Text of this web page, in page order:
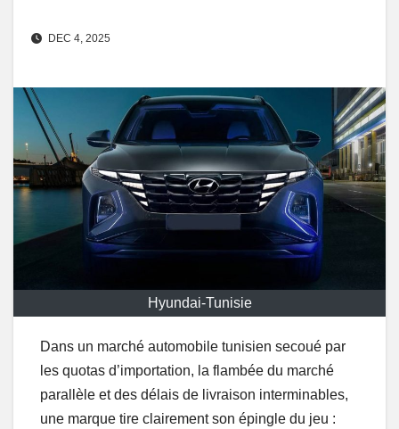
DEC 4, 2025
Hyundai-Tunisie
Dans un marché automobile tunisien secoué par
les quotas d’importation, la flambée du marché
parallèle et des délais de livraison interminables,
une marque tire clairement son épingle du jeu :